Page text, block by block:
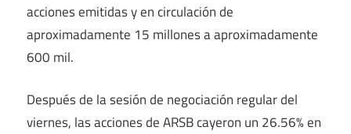
acciones emitidas y en circulación de
aproximadamente 15 millones a aproximadamente
600 mil.
Después de la sesión de negociación regular del
viernes, las acciones de ARSB cayeron un 26.56% en